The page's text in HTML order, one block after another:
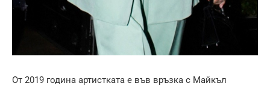
От 2019 година артистката е във връзка с Майкъл